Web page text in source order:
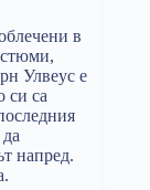
в
Улвеус е
си са
напред.